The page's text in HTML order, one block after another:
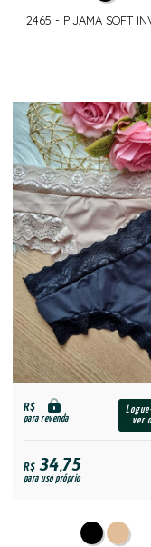
2465 - PIJAMA SOFT
R$
para revenda
ver
R$34,75
para uso próprio